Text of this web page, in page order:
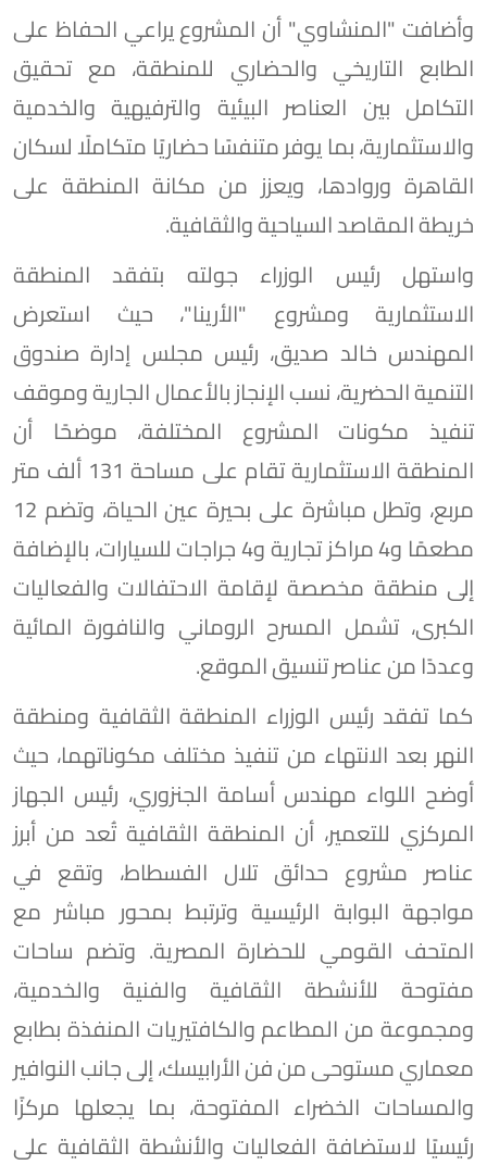
وأضافت "المنشاوي" أن المشروع يراعي الحفاظ على
الطابع التاريخي والحضاري للمنطقة، مع تحقيق
التكامل بين العناصر البيئية والترفيهية والخدمية
والاستثمارية، بما يوفر متنفسًا حضاريًا متكاملًا لسكان
القاهرة وروادها، ويعزز من مكانة المنطقة على
خريطة المقاصد السياحية والثقافية.
واستهل رئيس الوزراء جولته بتفقد المنطقة
الاستثمارية ومشروع "الأرينا"، حيث استعرض
المهندس خالد صديق، رئيس مجلس إدارة صندوق
التنمية الحضرية، نسب الإنجاز بالأعمال الجارية وموقف
تنفيذ مكونات المشروع المختلفة، موضحًا أن
المنطقة الاستثمارية تقام على مساحة 131 ألف متر
مربع، وتطل مباشرة على بحيرة عين الحياة، وتضم 12
مطعمًا و4 مراكز تجارية و4 جراجات للسيارات، بالإضافة
إلى منطقة مخصصة لإقامة الاحتفالات والفعاليات
الكبرى، تشمل المسرح الروماني والنافورة المائية
وعددًا من عناصر تنسيق الموقع.
كما تفقد رئيس الوزراء المنطقة الثقافية ومنطقة
النهر بعد الانتهاء من تنفيذ مختلف مكوناتهما، حيث
أوضح اللواء مهندس أسامة الجنزوري، رئيس الجهاز
المركزي للتعمير، أن المنطقة الثقافية تُعد من أبرز
عناصر مشروع حدائق تلال الفسطاط، وتقع في
مواجهة البوابة الرئيسية وترتبط بمحور مباشر مع
المتحف القومي للحضارة المصرية. وتضم ساحات
مفتوحة للأنشطة الثقافية والفنية والخدمية،
ومجموعة من المطاعم والكافتيريات المنفذة بطابع
معماري مستوحى من فن الأرابيسك، إلى جانب النوافير
والمساحات الخضراء المفتوحة، بما يجعلها مركزًا
رئيسيًا لاستضافة الفعاليات والأنشطة الثقافية على